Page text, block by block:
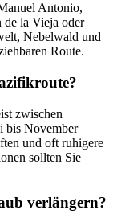
Antonio,
la Vieja oder
Nebelwald und
Route.
zwischen
bis November
und oft ruhigere
sollten Sie
verlängern?